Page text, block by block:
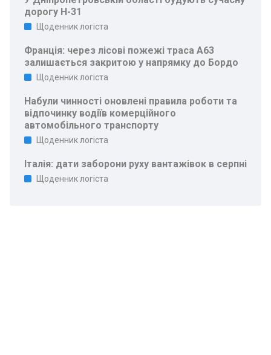
дорогу Н-31
Щоденник логіста
Франція: через лісові пожежі траса A63
залишається закритою у напрямку до Бордо
Щоденник логіста
Набули чинності оновлені правила роботи та
відпочинку водіїв комерційного
автомобільного транспорту
Щоденник логіста
Італія: дати заборони руху вантажівок в серпні
Щоденник логіста